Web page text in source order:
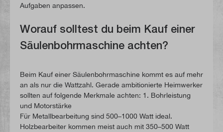
Aufgaben anpassen.
Worauf solltest du beim Kauf einer
Säulenbohrmaschine achten?
Beim Kauf einer Säulenbohrmaschine kommt es auf mehr
an als nur die Wattzahl. Gerade ambitionierte Heimwerker
sollten auf folgende Merkmale achten: 1. Bohrleistung
und Motorstärke
Für Metallbearbeitung sind 500–1000 Watt ideal.
Holzbearbeiter kommen meist auch mit 350–500 Watt